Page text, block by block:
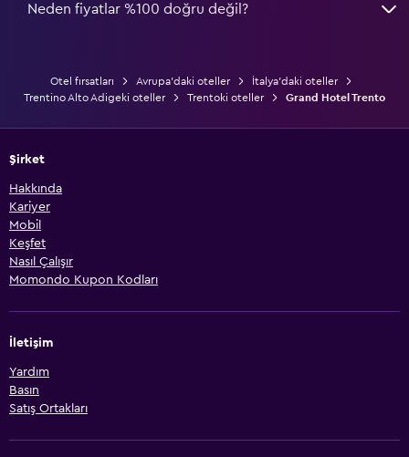
Neden fiyatlar %100 doğru değil?
Otel fırsatları Avrupa'daki oteller
İtalya'daki oteller
Trentino Alto Adigeki oteller
Trentoki oteller Grand Hotel Trento
Şirket
Hakkında
Kariyer
Mobil
Keşfet
Nasıl Çalışır
Momondo Kupon Kodları
İletişim
Yardım
Basın
Satış Ortakları